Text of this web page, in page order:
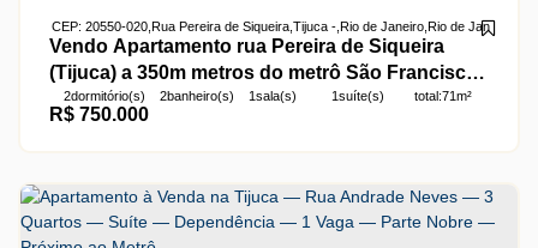
Vendo Apartamento rua Pereira de Siqueira
(Tijuca) a 350m metros do metrô São Francisco
Xavier. Varanda, sala 2 quartos, 1 suite, 1 vaga
de garagem.
R$750.000
CEP: 20550-020, Rua Pereira de Siqueira, Tijuca , Rio de Janeiro, Rio de Janeiro
2dormitório(s) 2banheiro(s) 1sala(s) 1suíte(s) total:71m²
1vaga(s) útil: